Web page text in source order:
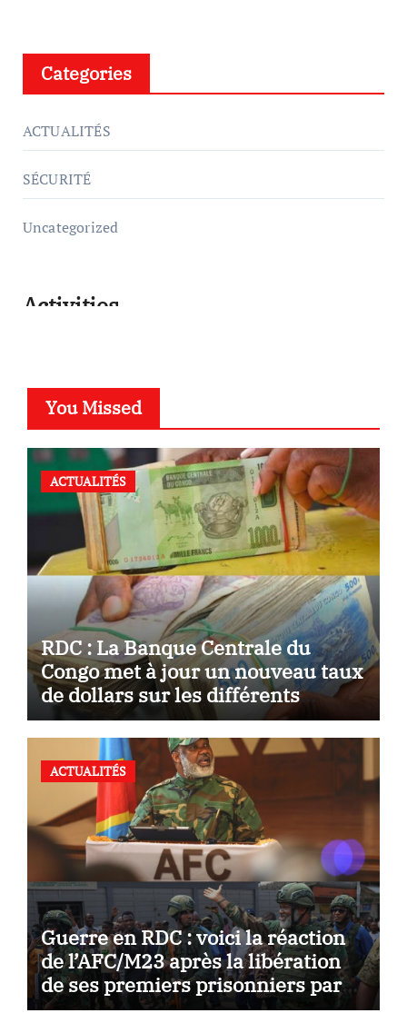
Categories
ACTUALITÉS
SÉCURITÉ
Uncategorized
Activities
You Missed
ACTUALITÉS
RDC : La Banque Centrale du
Congo met à jour un nouveau taux
de dollars sur les différents
marchés
ACTUALITÉS
Guerre en RDC : voici la réaction
de l’AFC/M23 après la libération
de ses premiers prisonniers par
Kinshasa